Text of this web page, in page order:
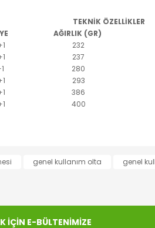
TEKNİK ÖZELLİKLER
AĞIRLIK (GR)
232
237
280
293
386
400
Bu ürüne ilk yorumu siz
Yorum Yaz
genel kullanım olta genel
İÇİN E-BÜLTENİMİZE